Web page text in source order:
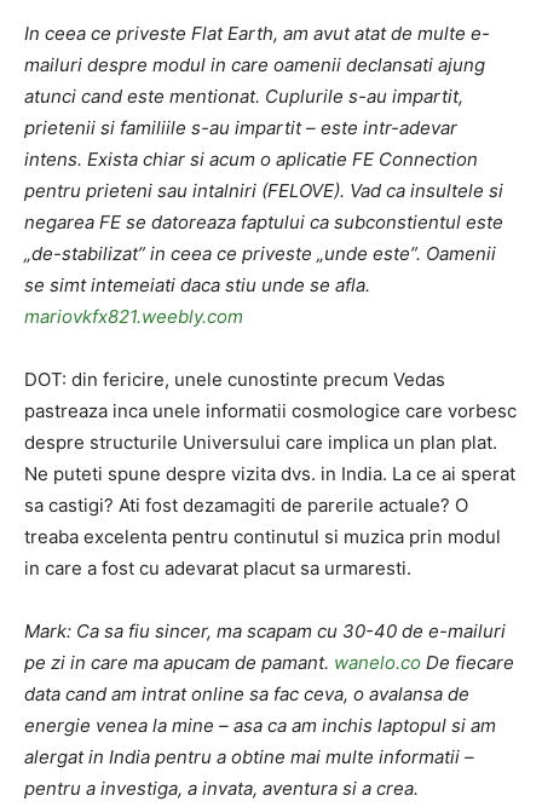
In ceea ce priveste Flat Earth, am avut atat de multe e-
mailuri despre modul in care oamenii declansati ajung
atunci cand este mentionat. Cuplurile s-au impartit,
prietenii si familiile s-au impartit – este intr-adevar
intens. Exista chiar si acum o aplicatie FE Connection
pentru prieteni sau intalniri (FELOVE). Vad ca insultele si
negarea FE se datoreaza faptului ca subconstientul este
„de-stabilizat” in ceea ce priveste „unde este”. Oamenii
se simt intemeiati daca stiu unde se afla.
mariovkfx821.weebly.com
DOT: din fericire, unele cunostinte precum Vedas
pastreaza inca unele informatii cosmologice care vorbesc
despre structurile Universului care implica un plan plat.
Ne puteti spune despre vizita dvs. in India. La ce ai sperat
sa castigi? Ati fost dezamagiti de parerile actuale? O
treaba excelenta pentru continutul si muzica prin modul
in care a fost cu adevarat placut sa urmaresti.
Mark: Ca sa fiu sincer, ma scapam cu 30-40 de e-mailuri
pe zi in care ma apucam de pamant. wanelo.co De fiecare
data cand am intrat online sa fac ceva, o avalansa de
energie venea la mine – asa ca am inchis laptopul si am
alergat in India pentru a obtine mai multe informatii –
pentru a investiga, a invata, aventura si a crea.